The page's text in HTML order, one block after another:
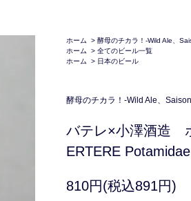
ホーム > 酵母のチカラ！-Wild Ale、
ホーム
> 全てのビール一覧
ホーム
> 日本のビール
酵母のチカラ！-Wild Ale、
バテレ×小澤酒造
ERTERE Potamidae
810円(税込891円)